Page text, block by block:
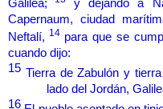
Galilea;
y dejando a
Capernaum, ciudad
Neftalí, 14 para que se
cuando dijo:
15 Tierra de Zabulón y
lado del Jordán,
16